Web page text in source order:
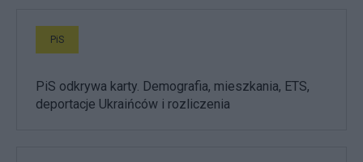
PiS
PiS odkrywa karty. Demografia, mieszkania, ETS,
deportacje Ukraińców i rozliczenia